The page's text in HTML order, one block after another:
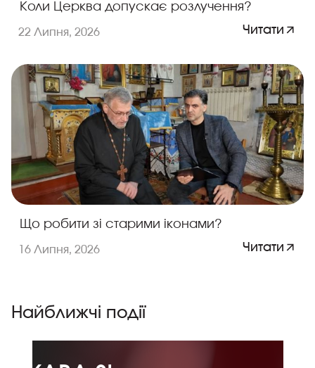
Коли Церква допускає розлучення?
22 Липня, 2026 Читати
Що робити зі старими іконами?
16 Липня, 2026 Читати
Найближчі події